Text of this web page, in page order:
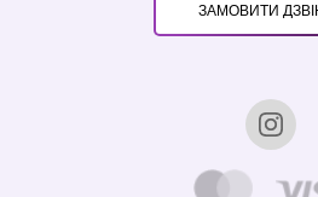
ЗАМОВИТИ